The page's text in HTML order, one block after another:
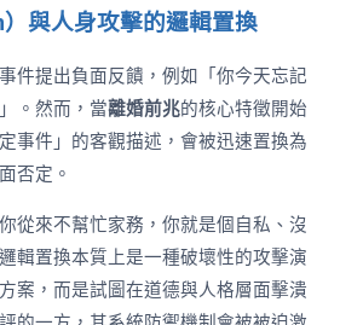
與人身攻擊的邏輯置換
件提出負面反饋，例如「你今天忘記
。然而，當離婚前兆的核心特徵開始
事件」的客觀描述，會被迅速置換為
否定。
從來不幫忙家務，你就是個自私、沒
輯置換本質上是一種破壞性的攻擊演
案，而是試圖在道德與人格層面擊潰